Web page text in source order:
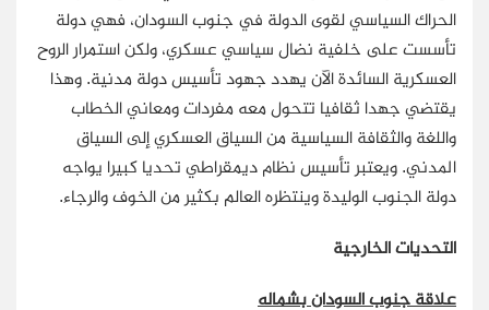
الحراك السياسي لقوى الدولة في جنوب السودان، فهي دولة
تأسست على خلفية نضال سياسي عسكري، ولكن استمرار الروح
العسكرية السائدة الآن يهدد جهود تأسيس دولة مدنية. وهذا
يقتضي جهدا ثقافيا تتحول معه مفردات ومعاني الخطاب
واللغة والثقافة السياسية من السياق العسكري إلى السياق
المدني. ويعتبر تأسيس نظام ديمقراطي تحديا كبيرا يواجه
دولة الجنوب الوليدة وينتظره العالم بكثير من الخوف والرجاء.
التحديات الخارجية
علاقة جنوب السودان بشماله